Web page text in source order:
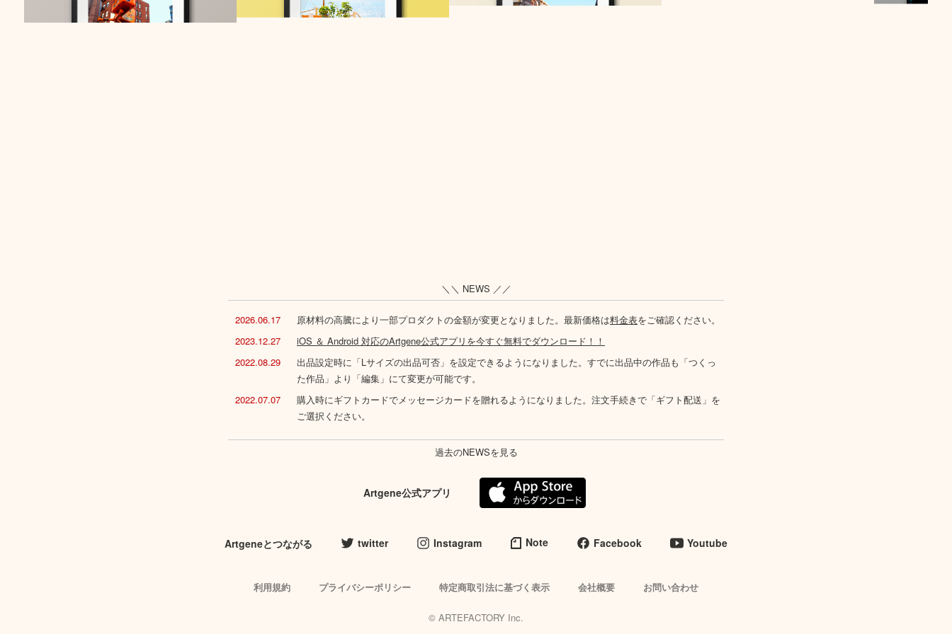
＼＼ NEWS ／／
2026.06.17 原材料の高騰により一部プロダクトの金額が変更となりました。最新価格は料金表をご確認ください。
2023.12.27
iOS ＆ Android 対応のArtgene公式アプリを今すぐ無料でダウンロード！！
2022.08.29
出品設定時に「Lサイズの出品可否」を設定できるようになりました。すでに出品中の作品も「つくっ
た作品」より「編集」にて変更が可能です。
2022.07.07
購入時にギフトカードでメッセージカードを贈れるようになりました。注文手続きで「ギフト配送」を
ご選択ください。
過去のNEWSを見る
Artgene公式アプリ
Artgeneとつながる twitter Instagram Note Facebook Youtube
利用規約 プライバシーポリシー 特定商取引法に基づく表示 会社概要 お問い合わせ
© ARTEFACTORY Inc.